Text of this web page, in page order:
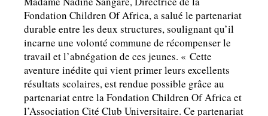
Fondation Children Of Africa, a salué le partenariat
durable entre les deux structures, soulignant qu’il
incarne une volonté commune de récompenser le
travail et l’abnégation de ces jeunes. « Cette
aventure inédite qui vient primer leurs excellents
résultats scolaires, est rendue possible grâce au
partenariat entre la Fondation Children Of Africa et
l’Association Cité Club Universitaire. Ce partenariat